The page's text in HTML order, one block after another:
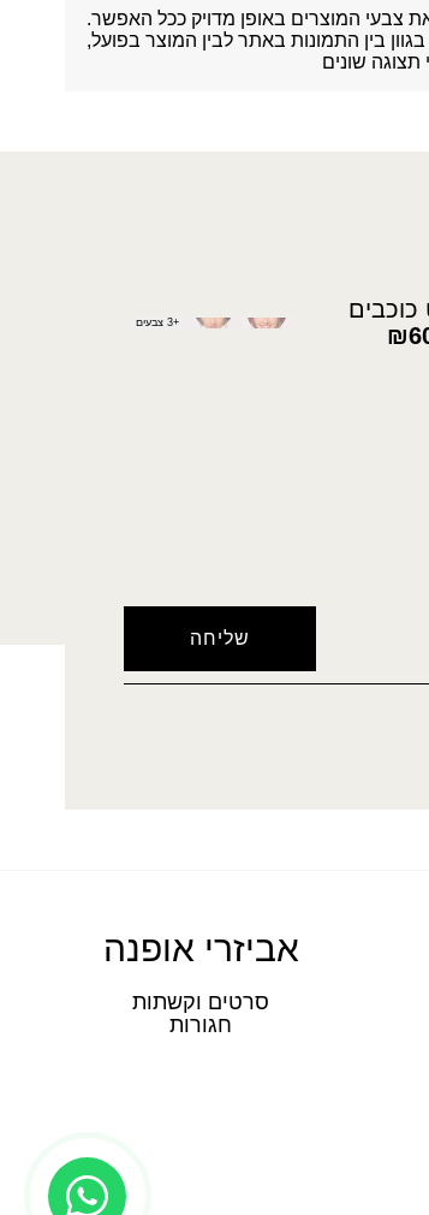
צבעי המוצרים באופן מדויק ככל האפשר.
בין התמונות באתר לבין המוצר בפועל,
שונים
₪
+3 צבעים
אביזרי אופנה
סרטים וקשתות
חגורות